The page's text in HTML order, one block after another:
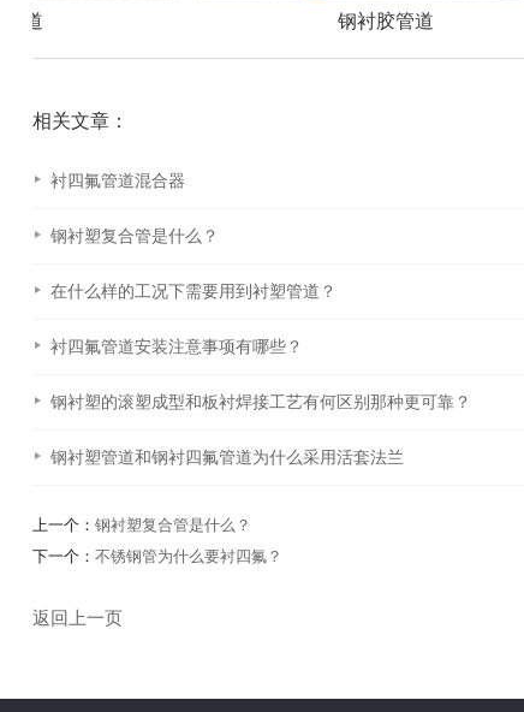
相关文章：
衬四氟管道混合器
钢衬塑复合管是什么？
在什么样的工况下需要用到衬塑管道？
衬四氟管道安装注意事项有哪些？
钢衬塑的滚塑成型和板衬焊接工艺有何区别那种更可靠？
钢衬塑管道和钢衬四氟管道为什么采用活套法兰
上一个： 钢衬塑复合管是什么？
下一个： 不锈钢管为什么要衬四氟？
返回上一页